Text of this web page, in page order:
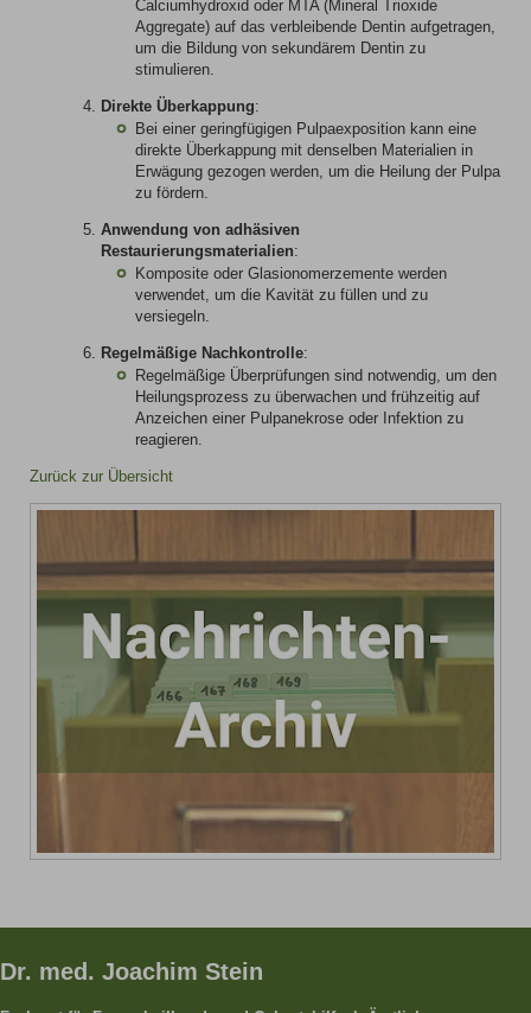
Calciumhydroxid oder MTA (Mineral Trioxide
Aggregate) auf das verbleibende Dentin aufgetragen,
um die Bildung von sekundärem Dentin zu
stimulieren.
Direkte Überkappung:
Bei einer geringfügigen Pulpaexposition kann eine
direkte Überkappung mit denselben Materialien in
Erwägung gezogen werden, um die Heilung der Pulpa
zu fördern.
Anwendung von adhäsiven
Restaurierungsmaterialien:
Komposite oder Glasionomerzemente werden
verwendet, um die Kavität zu füllen und zu
versiegeln.
Regelmäßige Nachkontrolle:
Regelmäßige Überprüfungen sind notwendig, um den
Heilungsprozess zu überwachen und frühzeitig auf
Anzeichen einer Pulpanekrose oder Infektion zu
reagieren.
Zurück zur Übersicht
Dr. med. Joachim Stein